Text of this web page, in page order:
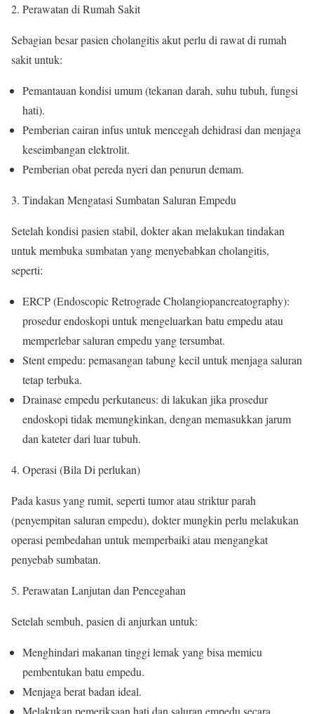
Perawatan di Rumah Sakit
Sebagian besar pasien cholangitis akut perlu di rawat di rumah
sakit untuk:
Pemantauan kondisi umum (tekanan darah, suhu tubuh, fungsi
hati).
Pemberian cairan infus untuk mencegah dehidrasi dan menjaga
keseimbangan elektrolit.
Pemberian obat pereda nyeri dan penurun demam.
Tindakan Mengatasi Sumbatan Saluran Empedu
Setelah kondisi pasien stabil, dokter akan melakukan tindakan
untuk membuka sumbatan yang menyebabkan cholangitis,
seperti:
ERCP (Endoscopic Retrograde Cholangiopancreatography):
prosedur endoskopi untuk mengeluarkan batu empedu atau
memperlebar saluran empedu yang tersumbat.
Stent empedu: pemasangan tabung kecil untuk menjaga saluran
tetap terbuka.
Drainase empedu perkutaneus: di lakukan jika prosedur
endoskopi tidak memungkinkan, dengan memasukkan jarum
dan kateter dari luar tubuh.
Operasi (Bila Di perlukan)
Pada kasus yang rumit, seperti tumor atau striktur parah
(penyempitan saluran empedu), dokter mungkin perlu melakukan
operasi pembedahan untuk memperbaiki atau mengangkat
penyebab sumbatan.
Perawatan Lanjutan dan Pencegahan
Setelah sembuh, pasien di anjurkan untuk:
Menghindari makanan tinggi lemak yang bisa memicu
pembentukan batu empedu.
Menjaga berat badan ideal.
Melakukan pemeriksaan hati dan saluran empedu secara